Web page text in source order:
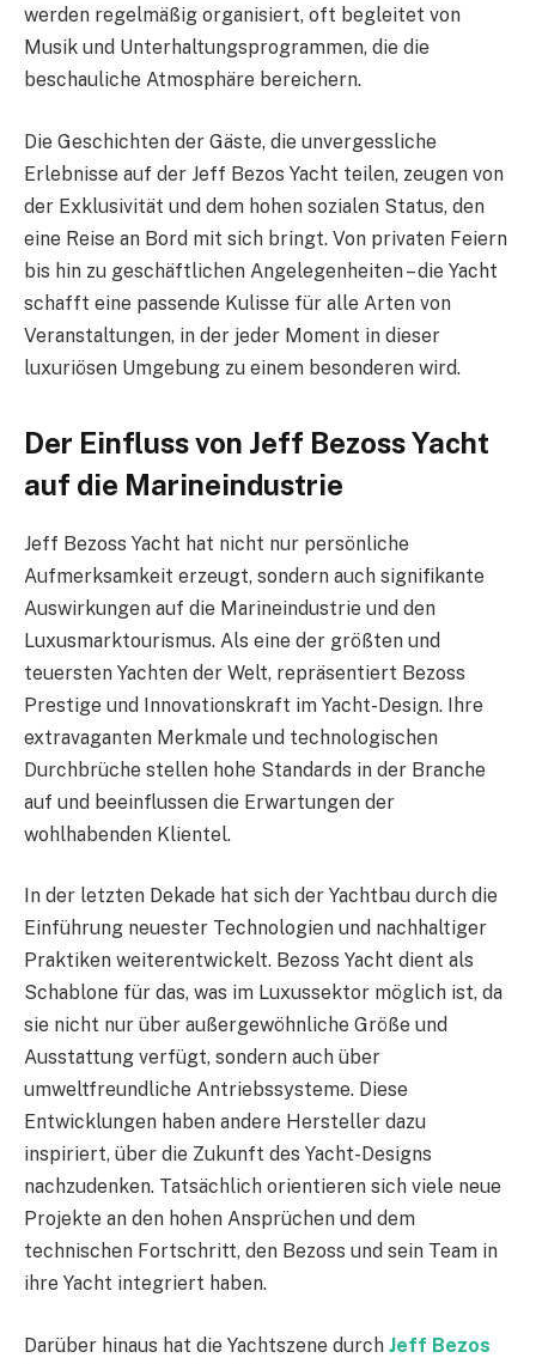
werden regelmäßig organisiert, oft begleitet von
Musik und Unterhaltungsprogrammen, die die
beschauliche Atmosphäre bereichern.
Die Geschichten der Gäste, die unvergessliche
Erlebnisse auf der Jeff Bezos Yacht teilen, zeugen von
der Exklusivität und dem hohen sozialen Status, den
eine Reise an Bord mit sich bringt. Von privaten Feiern
bis hin zu geschäftlichen Angelegenheiten – die Yacht
schafft eine passende Kulisse für alle Arten von
Veranstaltungen, in der jeder Moment in dieser
luxuriösen Umgebung zu einem besonderen wird.
Der Einfluss von Jeff Bezoss Yacht
auf die Marineindustrie
Jeff Bezoss Yacht hat nicht nur persönliche
Aufmerksamkeit erzeugt, sondern auch signifikante
Auswirkungen auf die Marineindustrie und den
Luxusmarktourismus. Als eine der größten und
teuersten Yachten der Welt, repräsentiert Bezoss
Prestige und Innovationskraft im Yacht-Design. Ihre
extravaganten Merkmale und technologischen
Durchbrüche stellen hohe Standards in der Branche
auf und beeinflussen die Erwartungen der
wohlhabenden Klientel.
In der letzten Dekade hat sich der Yachtbau durch die
Einführung neuester Technologien und nachhaltiger
Praktiken weiterentwickelt. Bezoss Yacht dient als
Schablone für das, was im Luxussektor möglich ist, da
sie nicht nur über außergewöhnliche Größe und
Ausstattung verfügt, sondern auch über
umweltfreundliche Antriebssysteme. Diese
Entwicklungen haben andere Hersteller dazu
inspiriert, über die Zukunft des Yacht-Designs
nachzudenken. Tatsächlich orientieren sich viele neue
Projekte an den hohen Ansprüchen und dem
technischen Fortschritt, den Bezoss und sein Team in
ihre Yacht integriert haben.
Darüber hinaus hat die Yachtszene durch Jeff Bezos